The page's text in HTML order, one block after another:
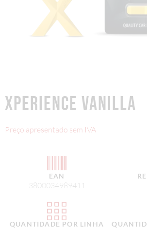
XPERIENCE VANILLA
Preço apresentado sem IVA
EAN
3800034989411
QUANTIDADE POR LINHA